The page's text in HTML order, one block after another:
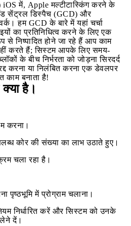
iOS में, Apple मल्टीटास्किंग करने के
सेंट्रल डिस्पैच (GCD) और
हम GCD के बारे में यहां चर्चा
का प्रतिनिधित्व करने के लिए एक
से निष्पादित होने जा रहे हैं आप काम
करते हैं; सिस्टम आपके लिए समय-
के बीच निर्भरता को जोड़ना सिरदर्द
करना या निलंबित करना एक डेवलपर
बनाता है!
है।
करना।
कोर की संख्या का लाभ उठाते हुए।
चला रहा है।
पृष्ठभूमि में प्रोग्राम चलाना।
निर्धारित करें और सिस्टम को उनके
लेने दें।